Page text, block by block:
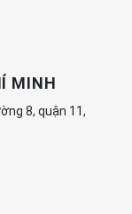
MINH
8, quận 11,